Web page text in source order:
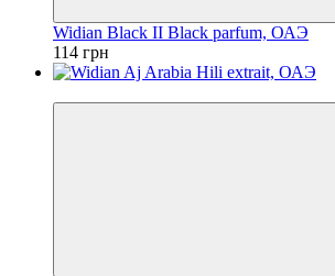
Widian Black II Black parfum, ОАЭ
114 грн